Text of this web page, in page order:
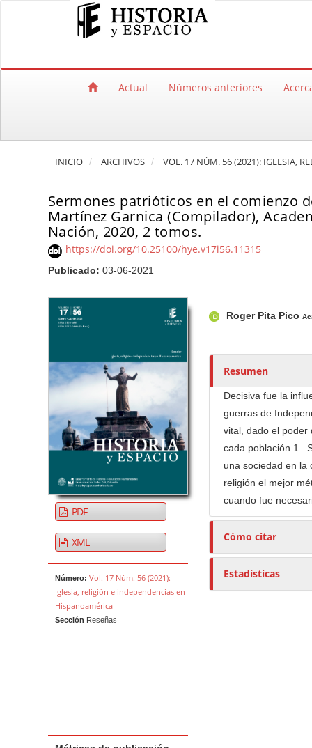
Salto rápido al contenido de la página
Navegación principal
Actual Números anteriores
INICIO ARCHIVOS VOL. 17 NÚM. 56 (2021): IGLESIA,
Sermones patrióticos en el comienzo
Martínez Garnica (Compilador),
Nación, 2020, 2 tomos.
https://doi.org/10.25100/hye.v17i56.11315
Publicado: 03-06-2021
Barra lateral del artículo
PDF
XML
Número: Vol. 17 Núm. 56 (2021):
Iglesia, religión e independencias en
Hispanoamérica
Sección Reseñas
u
o
e
Roger Pita Pico
Resumen
Decisiva fue la
guerras de
vital, dado el poder
cada población 1 .
una sociedad en la
religión el mejor
cuando fue
Cómo citar
Estadísticas